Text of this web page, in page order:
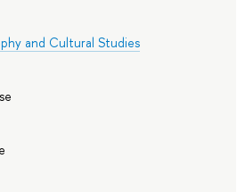
and Cultural Studies